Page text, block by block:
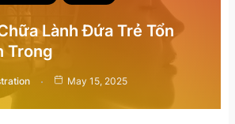
Lành Đứa Trẻ Tổn
Trong
May 15, 2025